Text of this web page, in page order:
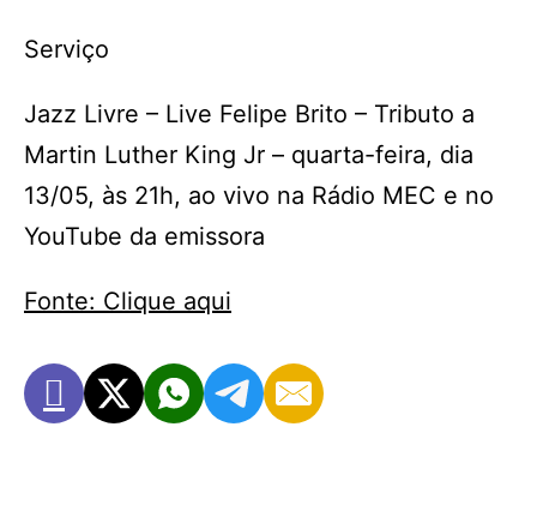
Serviço
Jazz Livre – Live Felipe Brito – Tributo a
Martin Luther King Jr – quarta-feira, dia
13/05, às 21h, ao vivo na Rádio MEC e no
YouTube da emissora
Fonte: Clique aqui